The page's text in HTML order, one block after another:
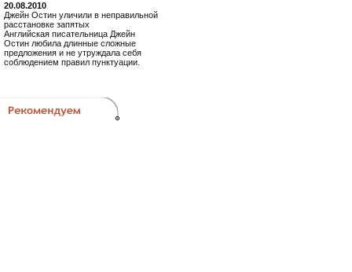
20.08.2010
Джейн Остин уличили в неправильной
расстановке запятых
Английская писательница Джейн
Остин любила длинные сложные
предложения и не утруждала себя
соблюдением правил пунктуации.